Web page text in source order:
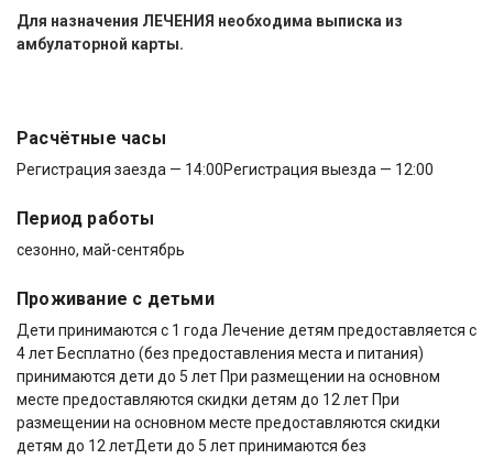
Для назначения ЛЕЧЕНИЯ необходима выписка из
амбулаторной карты.
Расчётные часы
Регистрация заезда — 14:00Регистрация выезда — 12:00
Период работы
сезонно, май-сентябрь
Проживание с детьми
Дети принимаются с 1 года Лечение детям предоставляется с
4 лет Бесплатно (без предоставления места и питания)
принимаются дети до 5 лет При размещении на основном
месте предоставляются скидки детям до 12 лет При
размещении на основном месте предоставляются скидки
детям до 12 летДети до 5 лет принимаются без